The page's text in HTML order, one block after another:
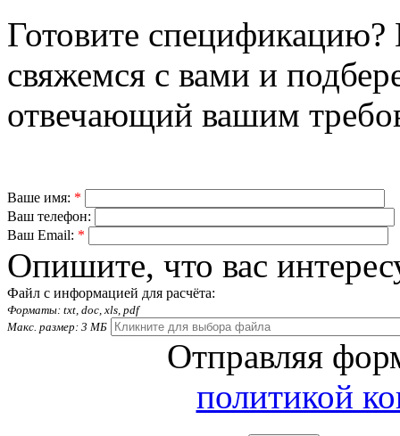
Готовите
свяжемся с вами и
отвечающий вашим
Ваше имя: *
Ваш телефон:
Ваш Email: *
Опишите, что вас
Файл с информацией для расчёта:
Форматы: txt, doc, xls, pdf
Макс. размер: 3 МБ
Отправляя
политикой